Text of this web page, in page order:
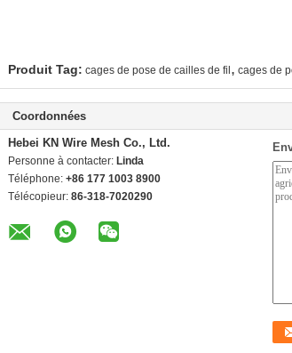
Produit Tag: cages de pose de cailles de fil , cages de
Coordonnées
Hebei KN Wire Mesh Co., Ltd.
Personne à contacter: Linda
Téléphone: +86 177 1003 8900
Télécopieur: 86-318-7020290